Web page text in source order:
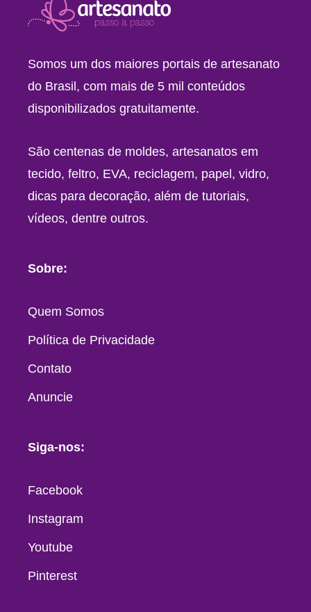
Somos um dos maiores portais de artesanato
do Brasil, com mais de 5 mil conteúdos
disponibilizados gratuitamente.
São centenas de moldes, artesanatos em
tecido, feltro, EVA, reciclagem, papel, vidro,
dicas para decoração, além de tutoriais,
vídeos, dentre outros.
Sobre:
Quem Somos
Política de Privacidade
Contato
Anuncie
Siga-nos:
Facebook
Instagram
Youtube
Pinterest